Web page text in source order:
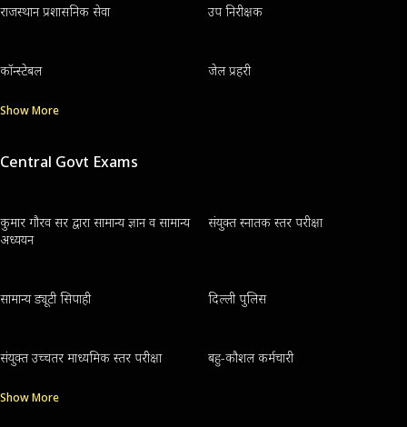
राजस्थान प्रशासनिक सेवा उप निरीक्षक
कॉन्स्टेबल जेल प्रहरी
Show More
Central Govt Exams
कुमार गौरव सर द्वारा सामान्य ज्ञान व सामान्य
अध्ययन
संयुक्त स्नातक स्तर परीक्षा
सामान्य ड्यूटी सिपाही दिल्ली पुलिस
संयुक्त उच्चतर माध्यमिक स्तर परीक्षा बहु-कौशल कर्मचारी
Show More